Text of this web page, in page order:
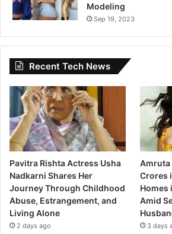
Modeling
Sep 19, 2023
Recent Tech News
Pavitra Rishta Actress Usha
Nadkarni Shares Her
Journey Through Childhood
Abuse, Estrangement, and
Living Alone
2 days ago
Amruta
Crores
Homes
Amid
3 days